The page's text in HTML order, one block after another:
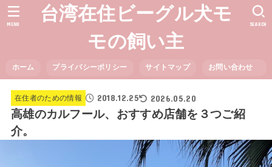
台湾在住ビーグル犬モ
モの飼い主
ホーム プライバシーポリシー サイトマップ お問い合わせ
SEARCH
MENU
在住者のための情報 2018.12.25 2026.05.20
高雄のカルフール、おすすめ店舗を３つご紹
介。